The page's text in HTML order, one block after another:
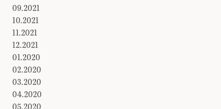
09.2021
10.2021
11.2021
12.2021
01.2020
02.2020
03.2020
04.2020
05.2020